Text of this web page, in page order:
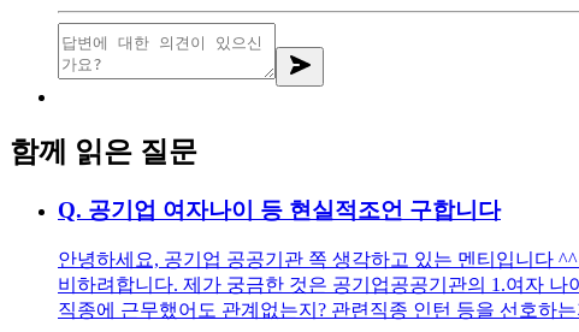
함께 읽은 질문
Q. 공기업 여자나이 등 현실적조언 구합니다
안녕하세요, 공기업 공공기관 쪽 생각하고 있는 멘티입니다
비하려합니다. 제가 궁금한 것은 공기업공공기관의 1.여자
직종에 근무했어도 관계없는지? 관련직종 인턴 등을 선호하